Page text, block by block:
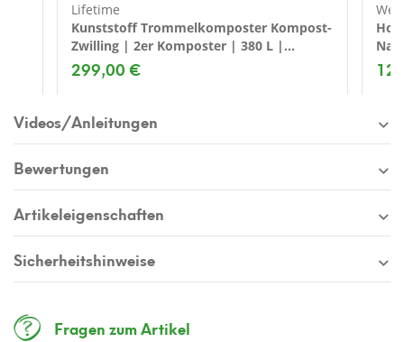
Lifetime
Kunststoff Trommelkomposter Kompost-
Zwilling | 2er Komposter | 380 L |
79x144x110 cm
299,00 €
Videos/Anleitungen
Bewertungen
Artikeleigenschaften
Sicherheitshinweise
Fragen zum Artikel